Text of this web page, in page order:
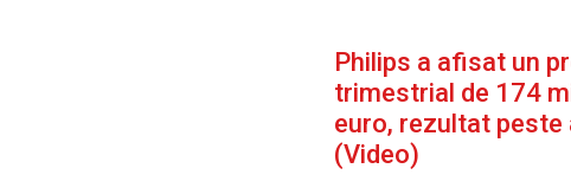
Philips a afisat un
trimestrial de 174
euro, rezultat peste
(Video)